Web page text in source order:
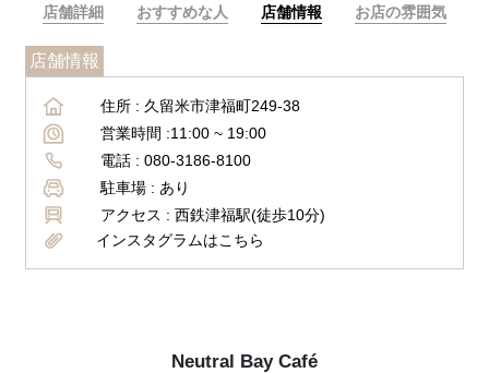
店舗詳細 おすすめな人 店舗情報 お店の雰囲気
店舗情報
住所 : 久留米市津福町249-38
営業時間 :11:00 ~ 19:00
電話 : 080-3186-8100
駐車場 : あり
アクセス : 西鉄津福駅(徒歩10分)
インスタグラムはこちら
Neutral Bay Café